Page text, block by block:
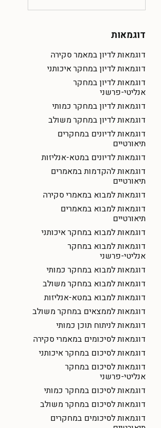
דוגמאות
דוגמאות לדיון במאמר סקירה
דוגמאות לדיון במחקר איכותני
דוגמאות לדיון במחקר
אנליטי-פרשני
דוגמאות לדיון במחקר כמותי
דוגמאות לדיון במחקר משולב
דוגמאות לדיונים במחקרים
תיאורטיים
דוגמאות לדיונים במטא-אנליזות
דוגמאות להקדמות במאמרים
תיאורטיים
דוגמאות למבוא במאמרי סקירה
דוגמאות למבוא במאמרים
תיאורטיים
דוגמאות למבוא במחקר איכותני
דוגמאות למבוא במחקר
אנליטי-פרשני
דוגמאות למבוא במחקר כמותי
דוגמאות למבוא במחקר משולב
דוגמאות למבוא במטא-אנליזות
דוגמאות לממצאים במחקר משולב
דוגמאות לניתוח תוכן כמותי
דוגמאות לסיכומים במאמרי סקירה
דוגמאות לסיכום במחקר איכותני
דוגמאות לסיכום במחקר
אנליטי-פרשני
דוגמאות לסיכום במחקר כמותי
דוגמאות לסיכום במחקר משולב
דוגמאות לסיכומים במחקרים